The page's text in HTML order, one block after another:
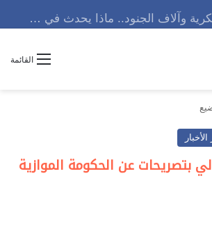
القائمة
عن الحكومة الموازية